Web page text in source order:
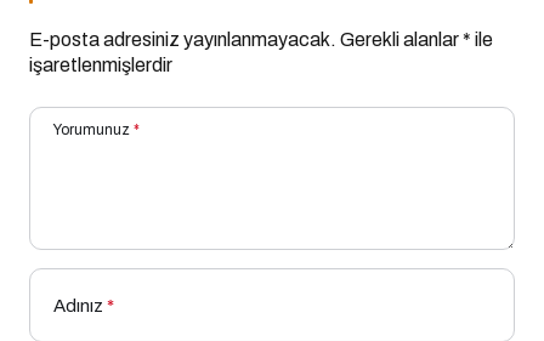
E-posta adresiniz yayınlanmayacak. Gerekli alanlar* ile
işaretlenmişlerdir
Yorumunuz *
Adınız *